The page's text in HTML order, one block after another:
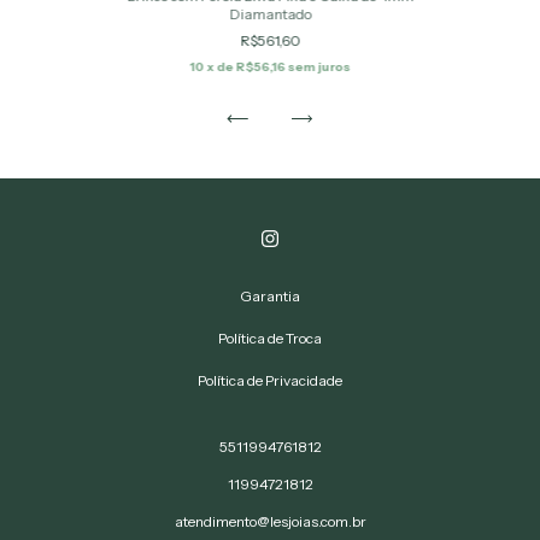
Diamantado
R$561,60
10 x deR$56,16sem juros
Garantia
Política de Troca
Política de Privacidade
5511994761812
11994721812
atendimento@lesjoias.com.br